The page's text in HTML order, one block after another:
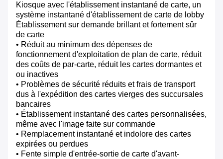
Kiosque avec l'établissement instantané de carte, un
système instantané d'établissement de carte de lobby
Établissement sur demande brillant et fortement sûr
de carte
• Réduit au minimum des dépenses de
fonctionnement d'exploitation de plan de carte, réduit
des coûts de par-carte, réduit les cartes dormantes et
ou inactives
• Problèmes de sécurité réduits et frais de transport
dus à l'expédition des cartes vierges des succursales
bancaires
• Établissement instantané des cartes personnalisées,
même avec l'image faite sur commande
• Remplacement instantané et indolore des cartes
expirées ou perdues
• Fente simple d'entrée-sortie de carte d'avant-